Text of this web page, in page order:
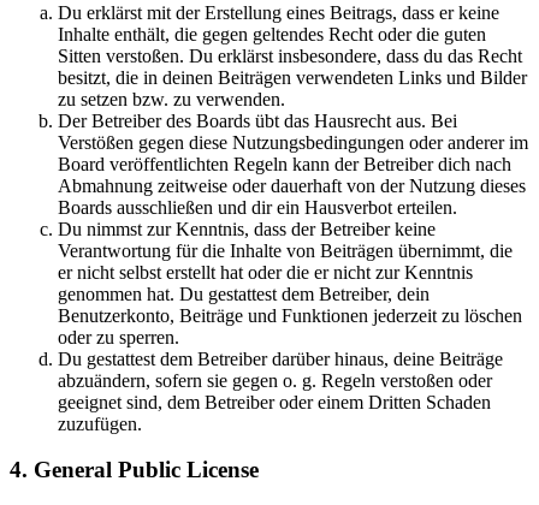
Du erklärst mit der Erstellung eines Beitrags, dass er keine
Inhalte enthält, die gegen geltendes Recht oder die guten
Sitten verstoßen. Du erklärst insbesondere, dass du das Recht
besitzt, die in deinen Beiträgen verwendeten Links und Bilder
zu setzen bzw. zu verwenden.
Der Betreiber des Boards übt das Hausrecht aus. Bei
Verstößen gegen diese Nutzungsbedingungen oder anderer im
Board veröffentlichten Regeln kann der Betreiber dich nach
Abmahnung zeitweise oder dauerhaft von der Nutzung dieses
Boards ausschließen und dir ein Hausverbot erteilen.
Du nimmst zur Kenntnis, dass der Betreiber keine
Verantwortung für die Inhalte von Beiträgen übernimmt, die
er nicht selbst erstellt hat oder die er nicht zur Kenntnis
genommen hat. Du gestattest dem Betreiber, dein
Benutzerkonto, Beiträge und Funktionen jederzeit zu löschen
oder zu sperren.
Du gestattest dem Betreiber darüber hinaus, deine Beiträge
abzuändern, sofern sie gegen o. g. Regeln verstoßen oder
geeignet sind, dem Betreiber oder einem Dritten Schaden
zuzufügen.
4. General Public License